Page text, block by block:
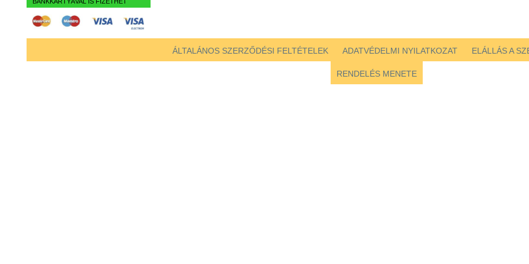
ÁLTALÁNOS SZERZŐDÉSI FELTÉTELEK ADATVÉDELMI NYILATKOZAT ELÁLLÁS A
RENDELÉS MENETE